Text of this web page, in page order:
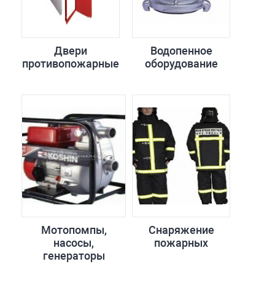
Двери
противопожарные
Водопенное
оборудование
Мотопомпы,
насосы,
генераторы
Снаряжение
пожарных